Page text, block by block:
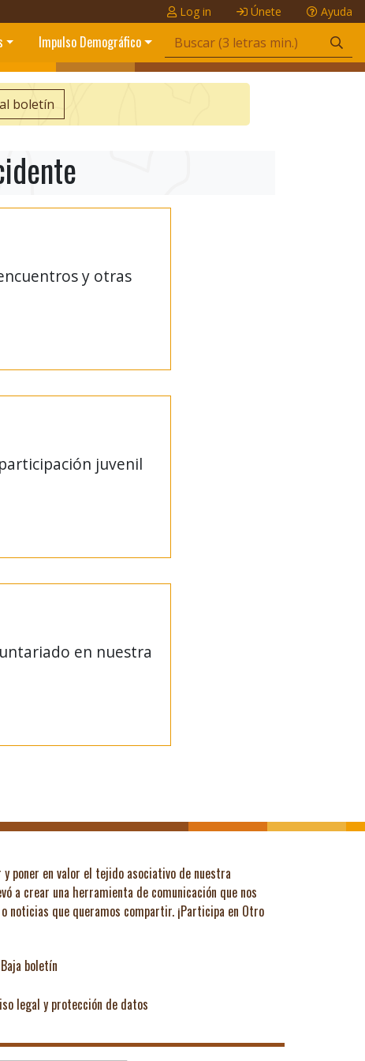
Log in Únete Ayuda
Impulso Demográfico
boletín
y otras
juvenil
en nuestra
poner en valor el tejido asociativo de nuestra
a crear una herramienta de comunicación que nos
noticias que queramos compartir. ¡Participa en Otro
Baja boletín
legal y protección de datos